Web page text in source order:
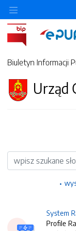
Biuletyn Informacji
Urząd
Wyszukiwarka
System
Profile